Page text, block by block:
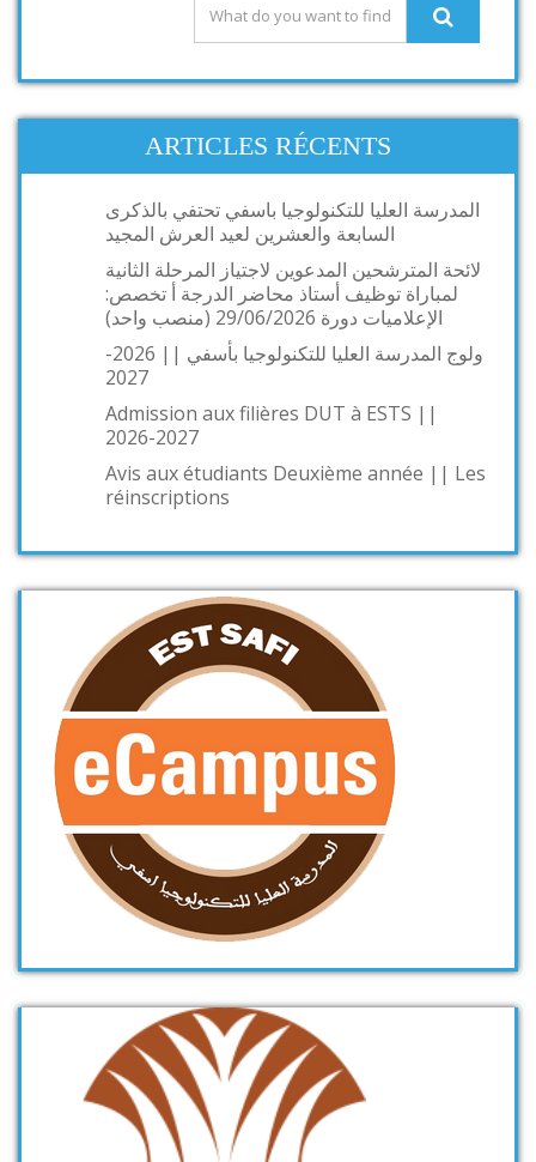
ARTICLES RÉCENTS
المدرسة العليا للتكنولوجيا باسفي تحتفي بالذكرى
السابعة والعشرين لعيد العرش المجيد
لائحة المترشحين المدعوين لاجتياز المرحلة الثانية
لمباراة توظيف أستاذ محاضر الدرجة أ تخصص:
الإعلاميات دورة 29/06/2026 (منصب واحد)
ولوج المدرسة العليا للتكنولوجيا بأسفي || 2026-
2027
Admission aux filières DUT à ESTS ||
2026-2027
Avis aux étudiants Deuxième année || Les
réinscriptions